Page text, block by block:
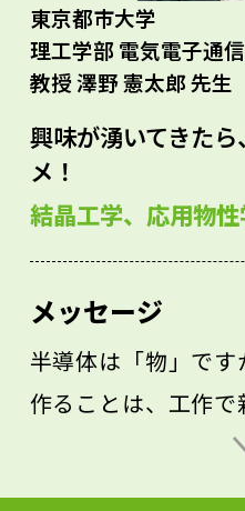
東京都市大学
理工学部 電気電子通
教授 澤野 憲太郎 先生
興味が湧いてきた
メ！
結晶工学、応用物
メッセージ
半導体は「物」で
作ることは、工作で
に似ています。す